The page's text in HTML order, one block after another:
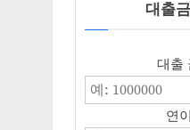
대출
대출
연